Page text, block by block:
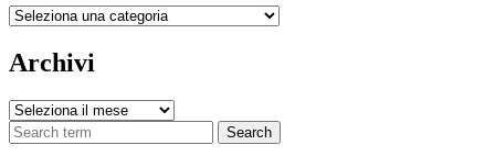
Categorie
Archivi
Archivi
Search